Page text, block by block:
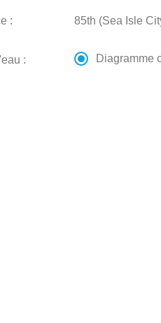
: 85th (Sea Isle
: Diagramme